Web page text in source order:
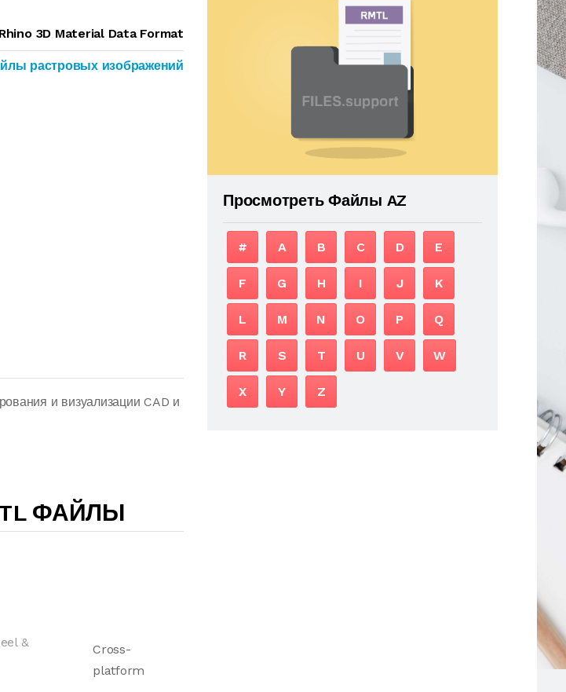
Rhino 3D Material Data Format
растровых изображений
и визуализации CAD и
ФАЙЛЫ
&
Cross-
platform
Просмотреть Файлы AZ
# A B C D E
F G H I J K
L M N O P Q
R S T U V W
X Y Z